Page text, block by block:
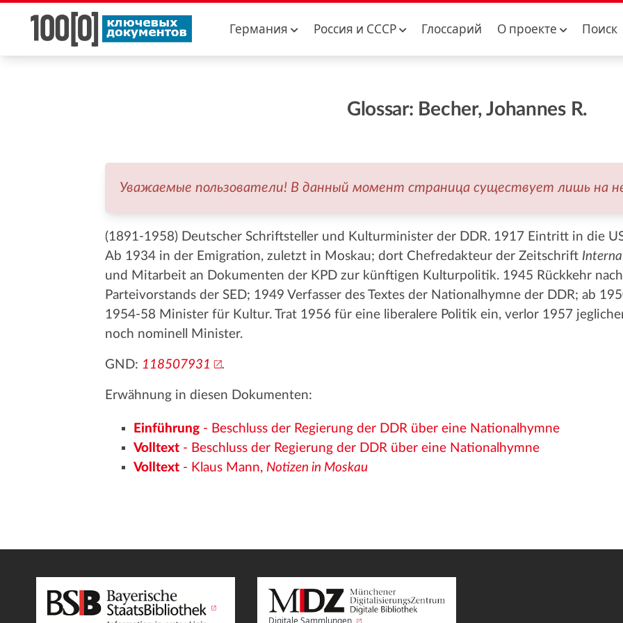
Германия Россия и CCCР Глоссарий О проекте Поиск
Glossar: Becher, Johannes R.
Уважаемые пользователи! В данный момент страница существует лишь на
(1891-1958) Deutscher Schriftsteller und Kulturminister der DDR. 1917 Eintritt in die
Ab 1934 in der Emigration, zuletzt in Moskau; dort Chefredakteur der Zeitschrift
und Mitarbeit an Dokumenten der KPD zur künftigen Kulturpolitik. 1945 Rückkehr
Parteivorstands der SED; 1949 Verfasser des Textes der Nationalhymne der DDR; ab
1954-58 Minister für Kultur. Trat 1956 für eine liberalere Politik ein, verlor 1957
noch nominell Minister.
GND: 118507931 .
Erwähnung in diesen Dokumenten:
Einführung - Beschluss der Regierung der DDR über eine Nationalhymne
Volltext - Beschluss der Regierung der DDR über eine Nationalhymne
Volltext - Klaus Mann, Notizen in Moskau
Digitale Sammlungen